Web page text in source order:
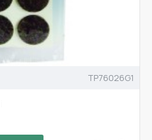
TP76026G1